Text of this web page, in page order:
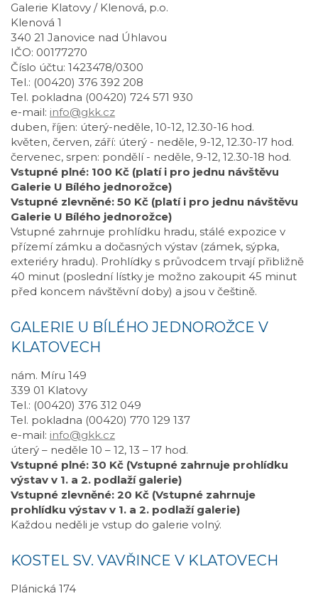
Galerie Klatovy / Klenová, p.o.
Klenová 1
340 21 Janovice nad Úhlavou
IČO: 00177270
Číslo účtu: 1423478/0300
Tel.: (00420) 376 392 208
Tel. pokladna (00420) 724 571 930
e-mail: info@gkk.cz
duben, říjen: úterý-neděle, 10-12, 12.30-16 hod.
květen, červen, září: úterý - neděle, 9-12, 12.30-17 hod.
červenec, srpen: pondělí - neděle, 9-12, 12.30-18 hod.
Vstupné plné: 100 Kč (platí i pro jednu návštěvu
Galerie U Bílého jednorožce)
Vstupné zlevněné: 50 Kč (platí i pro jednu návštěvu
Galerie U Bílého jednorožce)
Vstupné zahrnuje prohlídku hradu, stálé expozice v
přízemí zámku a dočasných výstav (zámek, sýpka,
exteriéry hradu). Prohlídky s průvodcem trvají přibližně
40 minut (poslední lístky je možno zakoupit 45 minut
před koncem návštěvní doby) a jsou v češtině.
GALERIE U BÍLÉHO JEDNOROŽCE V
KLATOVECH
nám. Míru 149
339 01 Klatovy
Tel.: (00420) 376 312 049
Tel. pokladna (00420) 770 129 137
e-mail: info@gkk.cz
úterý – neděle 10 – 12, 13 – 17 hod.
Vstupné plné: 30 Kč (Vstupné zahrnuje prohlídku
výstav v 1. a 2. podlaží galerie)
Vstupné zlevněné: 20 Kč (Vstupné zahrnuje
prohlídku výstav v 1. a 2. podlaží galerie)
Každou neděli je vstup do galerie volný.
KOSTEL SV. VAVŘINCE V KLATOVECH
Plánická 174